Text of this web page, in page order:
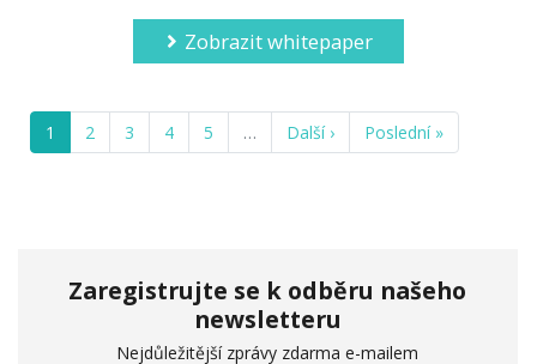
Zobrazit whitepaper
1 2 3 4 5 … Další › Poslední »
Zaregistrujte se k odběru našeho
newsletteru
Nejdůležitější zprávy zdarma e-mailem